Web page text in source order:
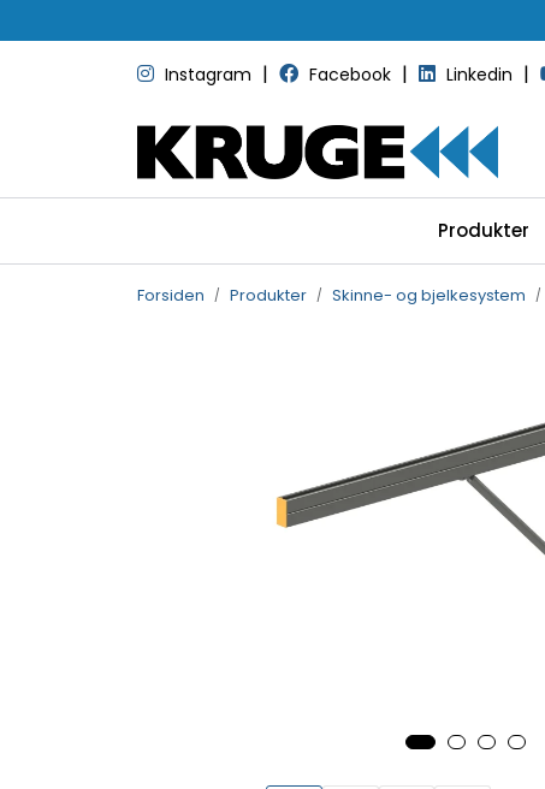
Instagram | Facebook | Linkedin |
Produkter
Forsiden Produkter Skinne- og bjelkesystem